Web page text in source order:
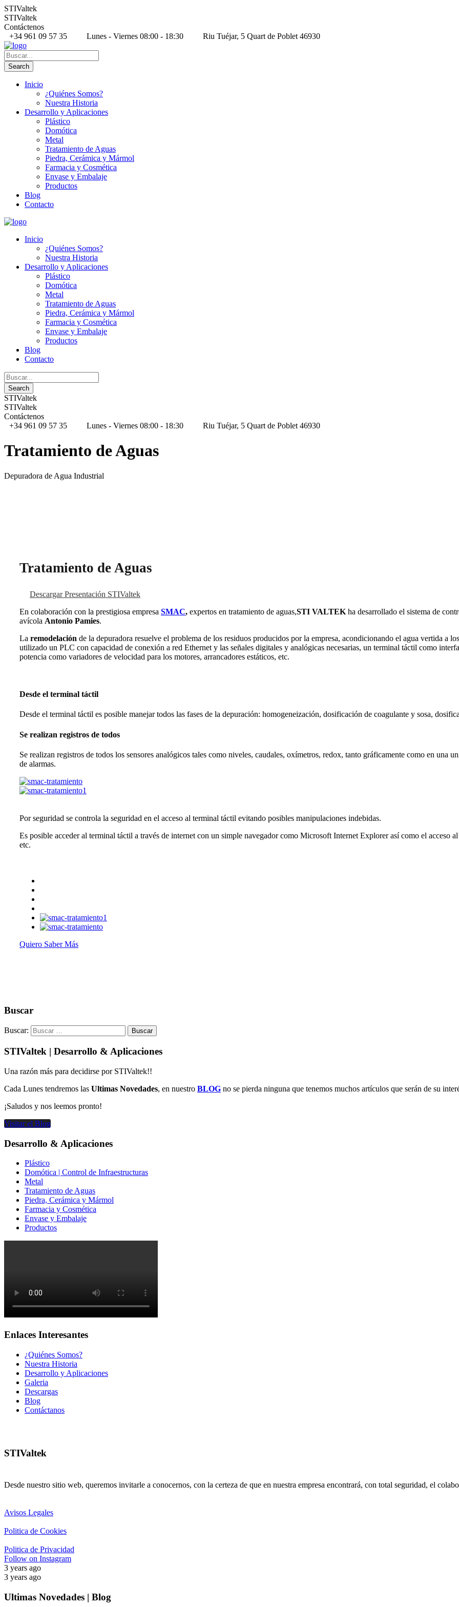
STIValtek
STIValtek
Contáctenos
+34 961 09 57 35
Lunes - Viernes 08:00 - 18:30 Riu Tuéjar, 5 Quart de Poblet 46930
Inicio
¿Quiénes Somos?
Nuestra Historia
Desarrollo y Aplicaciones
Plástico
Domótica
Metal
Tratamiento de Aguas
Piedra, Cerámica y Mármol
Farmacia y Cosmética
Envase y Embalaje
Productos
Blog
Contacto
Inicio
¿Quiénes Somos?
Nuestra Historia
Desarrollo y Aplicaciones
Plástico
Domótica
Metal
Tratamiento de Aguas
Piedra, Cerámica y Mármol
Farmacia y Cosmética
Envase y Embalaje
Productos
Blog
Contacto
STIValtek
STIValtek
Contáctenos
+34 961 09 57 35
Lunes - Viernes 08:00 - 18:30 Riu Tuéjar, 5 Quart de Poblet 46930
Tratamiento de Aguas
Depuradora de Agua Industrial
Tratamiento de Aguas
Descargar Presentación STIValtek
En colaboración con la prestigiosa empresa SMAC, expertos en tratamiento de aguas,STI VALTEK ha desarrollado el sistema de
avícola Antonio Pamies.
La remodelación de la depuradora resuelve el problema de los residuos producidos por la empresa, acondicionando el agua vertida a
utilizado un PLC con capacidad de conexión a red Ethernet y las señales digitales y analógicas necesarias, un terminal táctil como
potencia como variadores de velocidad para los motores, arrancadores estáticos, etc.
Desde el terminal táctil
Desde el terminal táctil es posible manejar todos las fases de la depuración: homogeneización, dosificación de coagulante y sosa,
Se realizan registros de todos
Se realizan registros de todos los sensores analógicos tales como niveles, caudales, oxímetros, redox, tanto gráficamente como en una
de alarmas.
Por seguridad se controla la seguridad en el acceso al terminal táctil evitando posibles manipulaciones indebidas.
Es posible acceder al terminal táctil a través de internet con un simple navegador como Microsoft Internet Explorer así como el acceso
etc.
Quiero Saber Más
Buscar
Buscar:
STIValtek | Desarrollo & Aplicaciones
Una razón más para decidirse por STIValtek!!
Cada Lunes tendremos las Ultimas Novedades, en nuestro BLOG no se pierda ninguna que tenemos muchos artículos que serán de su
¡Saludos y nos leemos pronto!
Visitar el Blog
Desarrollo & Aplicaciones
Plástico
Domótica | Control de Infraestructuras
Metal
Tratamiento de Aguas
Piedra, Cerámica y Mármol
Farmacia y Cosmética
Envase y Embalaje
Productos
Enlaces Interesantes
¿Quiénes Somos?
Nuestra Historia
Desarrollo y Aplicaciones
Galeria
Descargas
Blog
Contáctanos
STIValtek
Desde nuestro sitio web, queremos invitarle a conocernos, con la certeza de que en nuestra empresa encontrará, con total seguridad, el
Avisos Legales
Politica de Cookies
Politica de Privacidad
Follow on Instagram
3 years ago
3 years ago
Ultimas Novedades | Blog